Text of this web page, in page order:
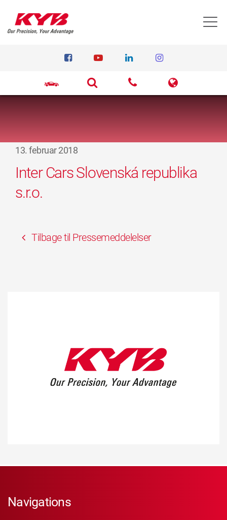
13. februar 2018
Inter Cars Slovenská republika
s.r.o.
Tilbage til Pressemeddelelser
Navigations